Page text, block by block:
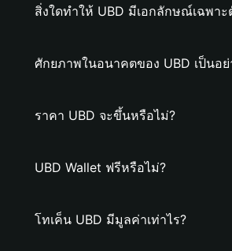
สิ่งใดทำให้ UBD มีเอกลักษณ์เฉพาะ
ศักยภาพในอนาคตของ UBD เป็นอย่
ราคา UBD จะขึ้นหรือไม่?
UBD Wallet ฟรีหรือไม่?
โทเค็น UBD มีมูลค่าเท่าไร?